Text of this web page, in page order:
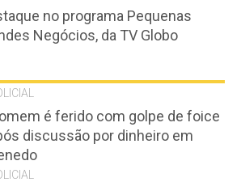
no programa Pequenas
Negócios, da TV Globo
é ferido com golpe de foice
discussão por dinheiro em